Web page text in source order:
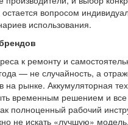
вопросом
использования.
к ремонту и
— не случайность, а
на рынке. Аккумуляторная
временным решением и
полноценный рабочий
не искать «лучшую»